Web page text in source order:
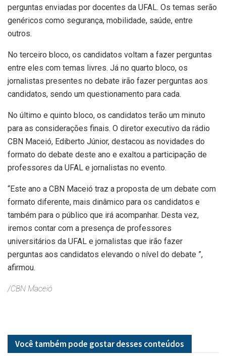
perguntas enviadas por docentes da UFAL. Os temas serão
genéricos como segurança, mobilidade, saúde, entre
outros.
No terceiro bloco, os candidatos voltam a fazer perguntas
entre eles com temas livres. Já no quarto bloco, os
jornalistas presentes no debate irão fazer perguntas aos
candidatos, sendo um questionamento para cada.
No último e quinto bloco, os candidatos terão um minuto
para as considerações finais. O diretor executivo da rádio
CBN Maceió, Ediberto Júnior, destacou as novidades do
formato do debate deste ano e exaltou a participação de
professores da UFAL e jornalistas no evento.
“Este ano a CBN Maceió traz a proposta de um debate com
formato diferente, mais dinâmico para os candidatos e
também para o público que irá acompanhar. Desta vez,
iremos contar com a presença de professores
universitários da UFAL e jornalistas que irão fazer
perguntas aos candidatos elevando o nível do debate ”,
afirmou.
/CBN Maceió
Você também pode gostar desses conteúdos